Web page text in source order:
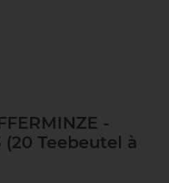
-
(20 Teebeutel à